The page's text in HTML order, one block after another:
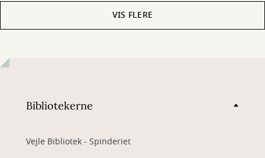
VIS FLERE
Bibliotekerne
Vejle Bibliotek - Spinderiet